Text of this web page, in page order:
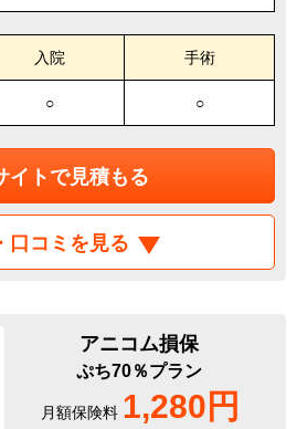
入院 手術
○ ○
イトで見積もる
口コミを見る
アニコム損保
ぷち70％プラン
月額保険料 1,280円